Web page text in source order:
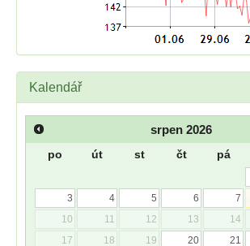
Kalendář
srpen 2026
po út st čt pá
3
4 5 6 7
10
11 12 13 14
17
18 19 20 21